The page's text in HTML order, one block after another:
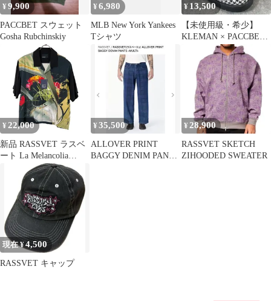
¥9,900
PACCBET スウェット
Gosha Rubchinskiy
¥6,980
MLB New York Yankees
Tシャツ
¥ 13,500
【未使用級・希少】
KLEMAN × PACCBET
コラボ デッキシューズ
¥ 22,000
新品 RASSVET ラスベ
ート La Melancolia
Shadow オープンカラー
半袖 シャツ L ブラック
xマルチカラー 【値下
げ交渉歓迎】
¥ 35,500
ALLOVER PRINT
BAGGY DENIM PANTS
¥ 28,900
RASSVET SKETCH
ZIHOODED SWEATER
現在 ¥4,500
RASSVET キャップ